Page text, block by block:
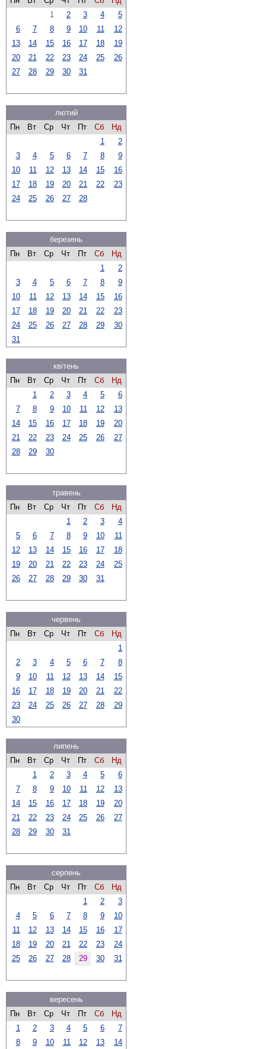
1
2 3 4
5
6
7 8 9 10 11
12
13
14 15 16 17 18
19
20
21 22 23 24 25
26
27
28 29 30 31
лютий
Пн
Вт Ср Чт Пт Сб
Нд
1
2
3
4 5 6 7 8
9
10
11 12 13 14 15
16
17
18 19 20 21 22
23
24
25 26 27 28
березень
Пн
Вт Ср Чт Пт Сб
Нд
1
2
3
4 5 6 7 8
9
10
11 12 13 14 15
16
17
18 19 20 21 22
23
24
25 26 27 28 29
30
31
квітень
Пн
Вт Ср Чт Пт Сб
Нд
1
2 3 4 5
6
7
8 9 10 11 12
13
14
15 16 17 18 19
20
21
22 23 24 25 26
27
28
29 30
травень
Пн
Вт Ср Чт Пт Сб
Нд
1
2 3
4
5
6 7 8 9 10
11
12
13 14 15 16 17
18
19
20 21 22 23 24
25
26
27 28 29 30 31
червень
Пн
Вт Ср Чт Пт Сб
Нд
1
2
3 4 5 6 7
8
9
10 11 12 13 14
15
16
17 18 19 20 21
22
23
24 25 26 27 28
29
30
липень
Пн
Вт Ср Чт Пт Сб
Нд
1
2 3 4 5
6
7
8 9 10 11 12
13
14
15 16 17 18 19
20
21
22 23 24 25 26
27
28
29 30 31
серпень
Пн
Вт Ср Чт Пт Сб
Нд
1
2
3
4
5 6 7 8 9
10
11
12 13 14 15 16
17
18
19 20 21 22 23
24
25
26 27 28 29 30 31
вересень
Пн
Вт Ср Чт Пт Сб
Нд
1
2 3 4 5 6
7
8
9 10 11 12 13 14